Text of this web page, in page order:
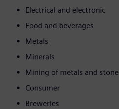
Electrical and electronic
Food and beverages
Metals
Minerals
Mining of metals and stone
Consumer
Breweries